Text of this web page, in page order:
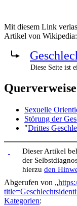
Mit diesem Link
Artikel von Wikipedia:
Diese Seite ist
Querverweise
Sexuelle
Störung der
"Drittes
Dieser Artikel
der
hierzu den
Abgerufen von „
Kategorien: